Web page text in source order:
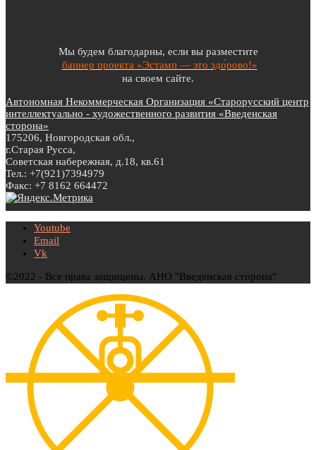
Мы будем благодарны, если вы разместите
баннер проекта «Эстамп — это здо́рово!»
на своем сайте.
Автономная Некоммерческая Организация «Старорусский центр
интеллектуально - художественного развития «Введенская
сторона»
175206, Новгородская обл.,
г.Старая Русса,
Советская набережная, д.18, кв.61
Тел.: +7(921)7394979
Факс: +7 8162 664472
Youtube
Email
Vk
©2022 - Все права защищены. АНО "Введенская сторона"